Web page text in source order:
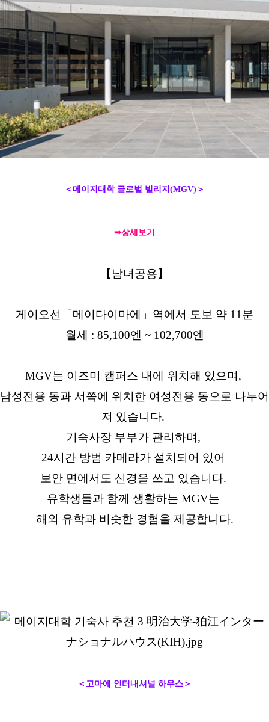
＜메이지대학 글로벌 빌리지(MGV)＞
➡상세보기
【남녀공용】
게이오선
「메이다이마에」역에서 도보 약 11분
월세 : 85,100엔 ~ 102,700엔
MGV는 이즈미 캠퍼스 내에 위치해 있으며,
남성전용 동과 서쪽에 위치한 여성전용 동으로 나누어
져 있습니다.
기숙사장 부부가 관리하며,
24시간 방범 카메라가 설치되어 있어
보안 면에서도 신경을 쓰고 있습니다.
유학생들과 함께 생활하는 MGV는
해외 유학과 비슷한 경험을 제공합니다.
＜고마에 인터내셔널 하우스＞